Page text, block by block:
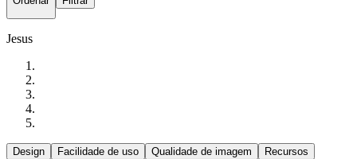
Jesus
Design Facilidade de uso Qualidade de imagem Recursos